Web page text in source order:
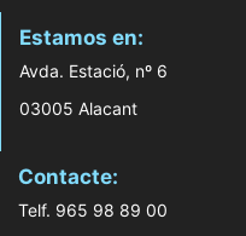
Estamos en:
Avda. Estació, nº 6
03005 Alacant
Contacte:
Telf. 965 98 89 00